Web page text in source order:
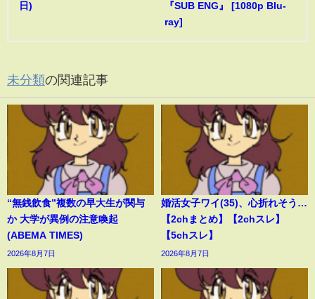
日)
『SUB ENG』 [1080p Blu-
ray]
未分類の関連記事
“無銭飲食”複数の早大生が関与
か 大学が異例の注意喚起
(ABEMA TIMES)
2026年8月7日
婚活女子ワイ(35)、心折れそう…
【2chまとめ】【2chスレ】
【5chスレ】
2026年8月7日